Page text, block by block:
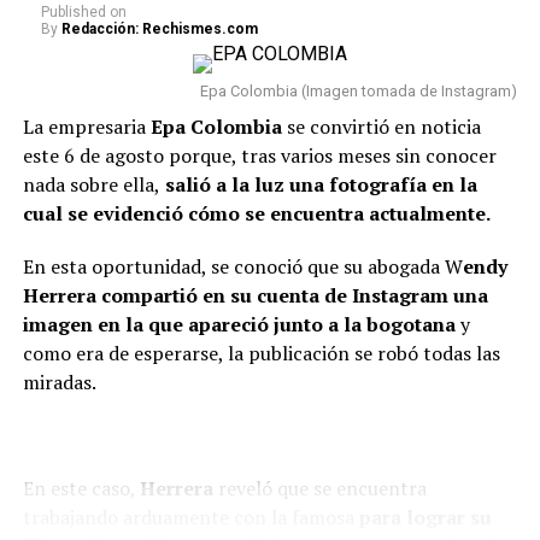
“Van dos meses. Hoy, después
de dos meses, estoy
totalmente tranquilo, estoy
bien. Incluso, para que dejen el
tema ahí también, con la
mamá de la niña estoy bien.
Como se lo dije a ella, tal vez
en algunas vainas no
compaginamos, se acabó lo
confesó.
Published on
By Redacción: Rechismes.com
Epa Colombia (Imagen tomada de Instagram)
La empresariaEpa Colombiase convirtió en noticia
este 6 de agosto porque, tras varios meses sin conocer
nada sobre ella, salió a la luz una fotografía en la
cual se evidenció cómo se encuentra actualmente.
En esta oportunidad, se conoció que su abogada Wendy
Herrera compartió en su cuenta de Instagram una
imagen en la que apareció junto a la bogotanay
como era de esperarse, la publicación se robó todas las
miradas.
En este caso, Herrera reveló que se encuentra